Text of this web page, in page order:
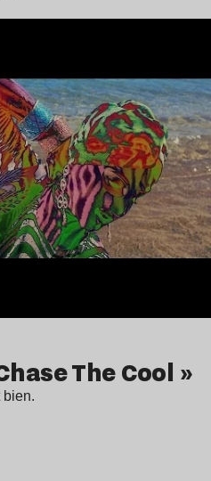
The Cool »
bien.